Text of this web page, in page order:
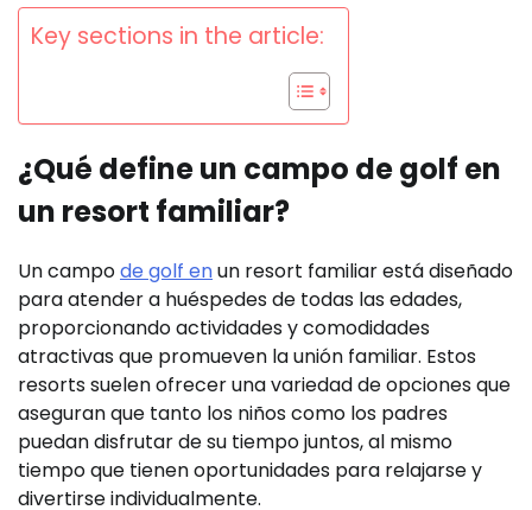
Key sections in the article:
¿Qué define un campo de golf en
un resort familiar?
Un campode golf enun resort familiar está diseñado
para atender a huéspedes de todas las edades,
proporcionando actividades y comodidades
atractivas que promueven la unión familiar. Estos
resorts suelen ofrecer una variedad de opciones que
aseguran que tanto los niños como los padres
puedan disfrutar de su tiempo juntos, al mismo
tiempo que tienen oportunidades para relajarse y
divertirse individualmente.